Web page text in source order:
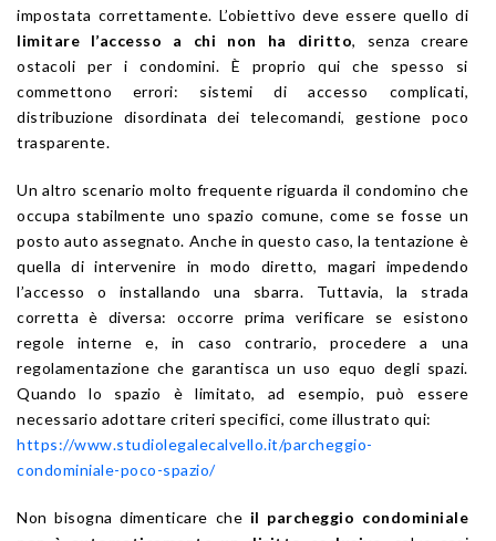
impostata correttamente. L’obiettivo deve essere quello di
limitare l’accesso a chi non ha diritto, senza creare
ostacoli per i condomini. È proprio qui che spesso si
commettono errori: sistemi di accesso complicati,
distribuzione disordinata dei telecomandi, gestione poco
trasparente.
Un altro scenario molto frequente riguarda il condomino che
occupa stabilmente uno spazio comune, come se fosse un
posto auto assegnato. Anche in questo caso, la tentazione è
quella di intervenire in modo diretto, magari impedendo
l’accesso o installando una sbarra. Tuttavia, la strada
corretta è diversa: occorre prima verificare se esistono
regole interne e, in caso contrario, procedere a una
regolamentazione che garantisca un uso equo degli spazi.
Quando lo spazio è limitato, ad esempio, può essere
necessario adottare criteri specifici, come illustrato qui:
https://www.studiolegalecalvello.it/parcheggio-
condominiale-poco-spazio/
Non bisogna dimenticare che il parcheggio condominiale